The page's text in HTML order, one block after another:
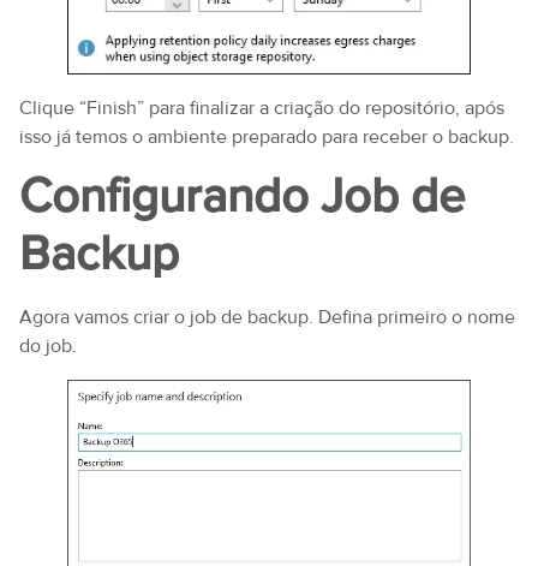
Clique “Finish” para finalizar a criação do repositório, após
isso já temos o ambiente preparado para receber o backup.
Configurando Job de
Backup
Agora vamos criar o job de backup. Defina primeiro o nome
do job.